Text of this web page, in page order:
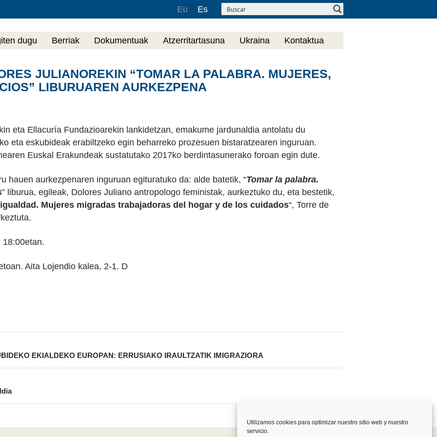
Utilizamos cookies para optimizar nuestro sitio web y nuestro
servicio.
Eu Es
dugu Berriak Dokumentuak Atzerritartasuna Ukraina Kontaktua
JULIANOREKIN “TOMAR LA PALABRA. MUJERES,
LIBURUAREN AURKEZPENA
eta Ellacuría Fundazioarekin lankidetzan, emakume jardunaldia antolatu du
eta eskubideak erabiltzeko egin beharreko prozesuen bistaratzearen inguruan.
Euskal Erakundeak sustatutako 2017ko berdintasunerako foroan egin dute.
hauen aurkezpenaren inguruan egituratuko da: alde batetik, “Tomar la palabra.
” liburua, egileak, Dolores Juliano antropologo feministak, aurkeztuko du, eta bestetik,
Mujeres migradas trabajadoras del hogar y de los cuidados“, Torre de
18:00etan.
Aita Lojendio kalea, 2-1. D
EKIALDEKO EUROPAN: ERRUSIAKO IRAULTZATIK IMIGRAZIORA